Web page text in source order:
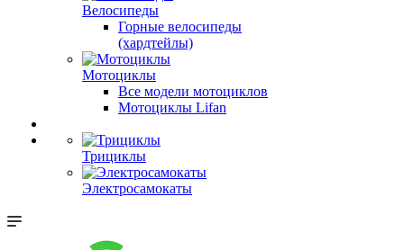
Велосипеды
Горные велосипеды
(хардтейлы)
Мотоциклы
Все модели мотоциклов
Мотоциклы Lifan
Трициклы
Электросамокаты